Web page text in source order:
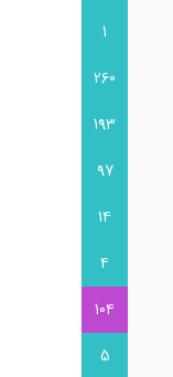
1
260
193
97
14
4
104
5